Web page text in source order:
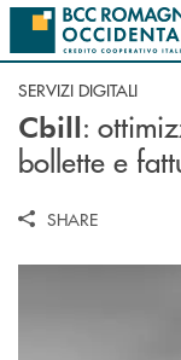
Salta al contenuto
SERVIZI DIGITALI
Cbill:
bollette e
SHARE